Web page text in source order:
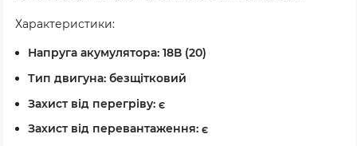
Характеристики:
Напруга акумулятора: 18В (20)
Тип двигуна: безщітковий
Захист від перегріву: є
Захист від перевантаження: є